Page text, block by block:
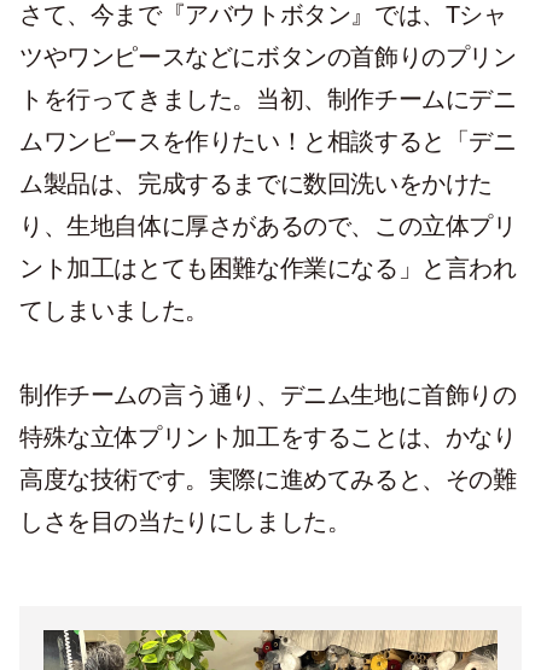
さて、今まで『アバウトボタン』では、Tシャ
ツやワンピースなどにボタンの首飾りのプリン
トを行ってきました。当初、制作チームにデニ
ムワンピースを作りたい！と相談すると「デニ
ム製品は、完成するまでに数回洗いをかけた
り、生地自体に厚さがあるので、この立体プリ
ント加工はとても困難な作業になる」と言われ
てしまいました。
制作チームの言う通り、デニム生地に首飾りの
特殊な立体プリント加工をすることは、かなり
高度な技術です。実際に進めてみると、その難
しさを目の当たりにしました。